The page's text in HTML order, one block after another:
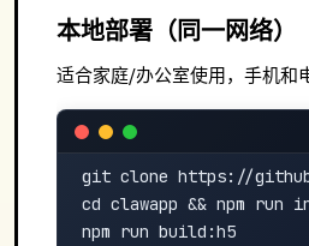
本地部署（同一网络）
适合家庭/办公室使用，手机和
git clone https://
cd clawapp && npm
npm run build:h5